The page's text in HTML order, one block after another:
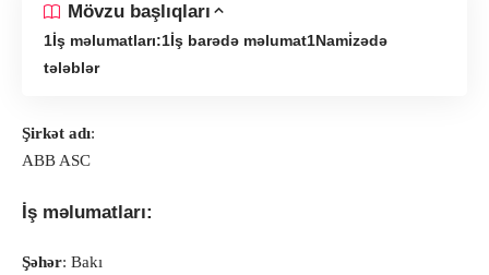
Mövzu başlıqları
İş məlumatları: İş barədə məlumat Nami̇zədə
tələblər
Şirkət adı:
ABB ASC
İş məlumatları:
Şəhər: Bakı